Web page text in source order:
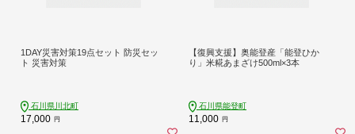
1DAY災害対策19点セット 防災セッ
ト 災害対策
石川県川北町
17,000 円
【復興支援】奥能登産「能登ひか
り」米糀あまざけ500ml×3本
石川県能登町
11,000 円